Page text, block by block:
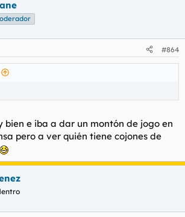
#864
bien e iba a dar un montón de jogo en
pero a ver quién tiene cojones de